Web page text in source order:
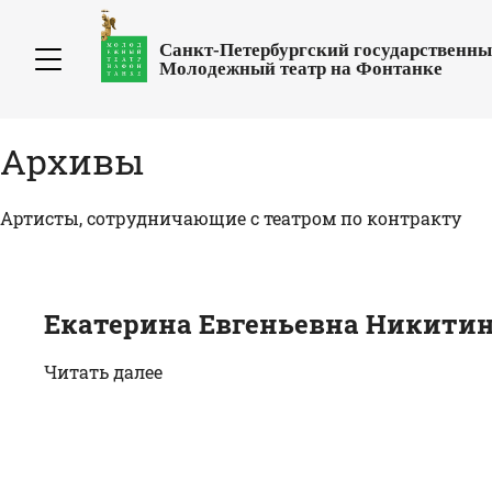
Санкт-Петербургский
Молодежный театр на Фонтанке
Архивы
Артисты, сотрудничающие с театром по контракту
Екатерина Евгеньевна
Читать далее